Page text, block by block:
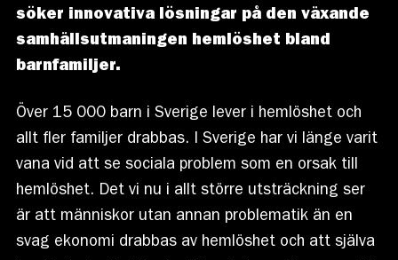
söker innovativa lösningar på den växande
samhällsutmaningen hemlöshet bland
barnfamiljer.
Över 15 000 barn i Sverige lever i hemlöshet och
allt fler familjer drabbas. I Sverige har vi länge varit
vana vid att se sociala problem som en orsak till
hemlöshet. Det vi nu i allt större utsträckning ser
är att människor utan annan problematik än en
svag ekonomi drabbas av hemlöshet och att själva